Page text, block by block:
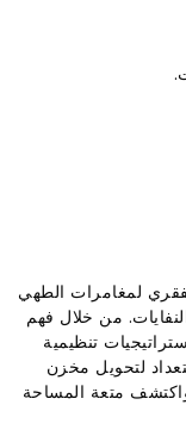
لمغامرات الطهي
من خلال فهم
تنظيمية
لتحويل مخزن
متعة المساحة